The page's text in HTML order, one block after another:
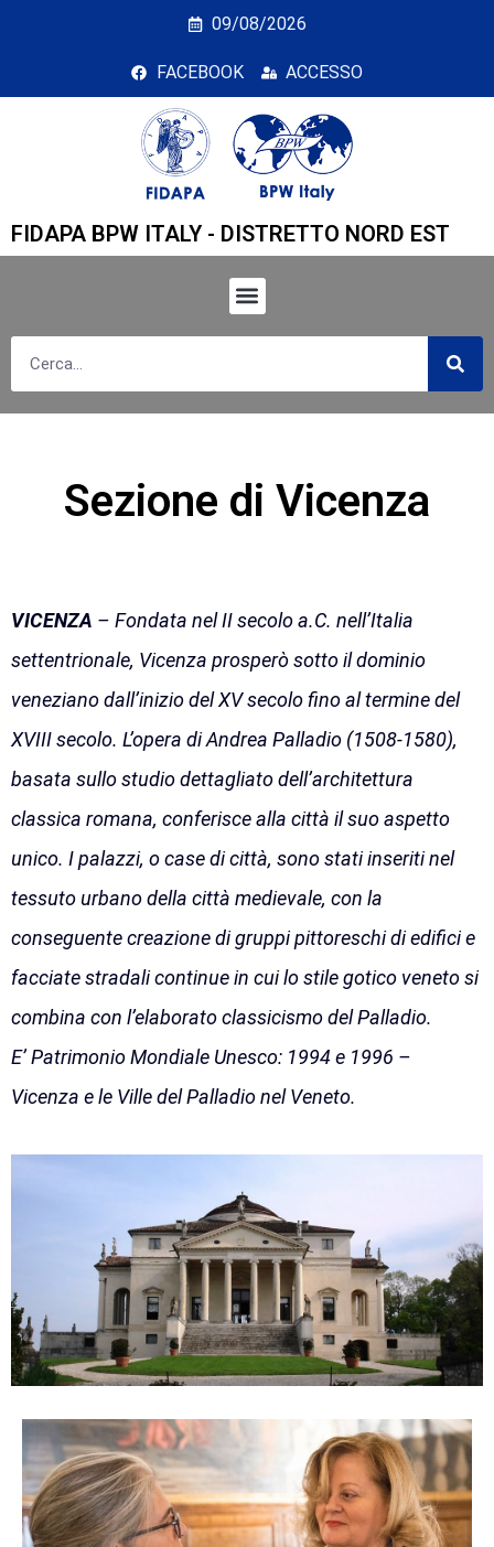
Sezione di Vicenza
09/08/2026
FACEBOOK ACCESSO
FIDAPA BPW ITALY - DISTRETTO NORD EST
Sezione di Vicenza
VICENZA – Fondata nel II secolo a.C. nell’Italia
settentrionale, Vicenza prosperò sotto il dominio
veneziano dall’inizio del XV secolo fino al termine del
XVIII secolo. L’opera di Andrea Palladio (1508-1580),
basata sullo studio dettagliato dell’architettura
classica romana, conferisce alla città il suo aspetto
unico. I palazzi, o case di città, sono stati inseriti nel
tessuto urbano della città medievale, con la
conseguente creazione di gruppi pittoreschi di edifici e
facciate stradali continue in cui lo stile gotico veneto si
combina con l’elaborato classicismo del Palladio.
E’Patrimonio Mondiale Unesco: 1994 e 1996 –
Vicenza e le Ville del Palladio nel Veneto.